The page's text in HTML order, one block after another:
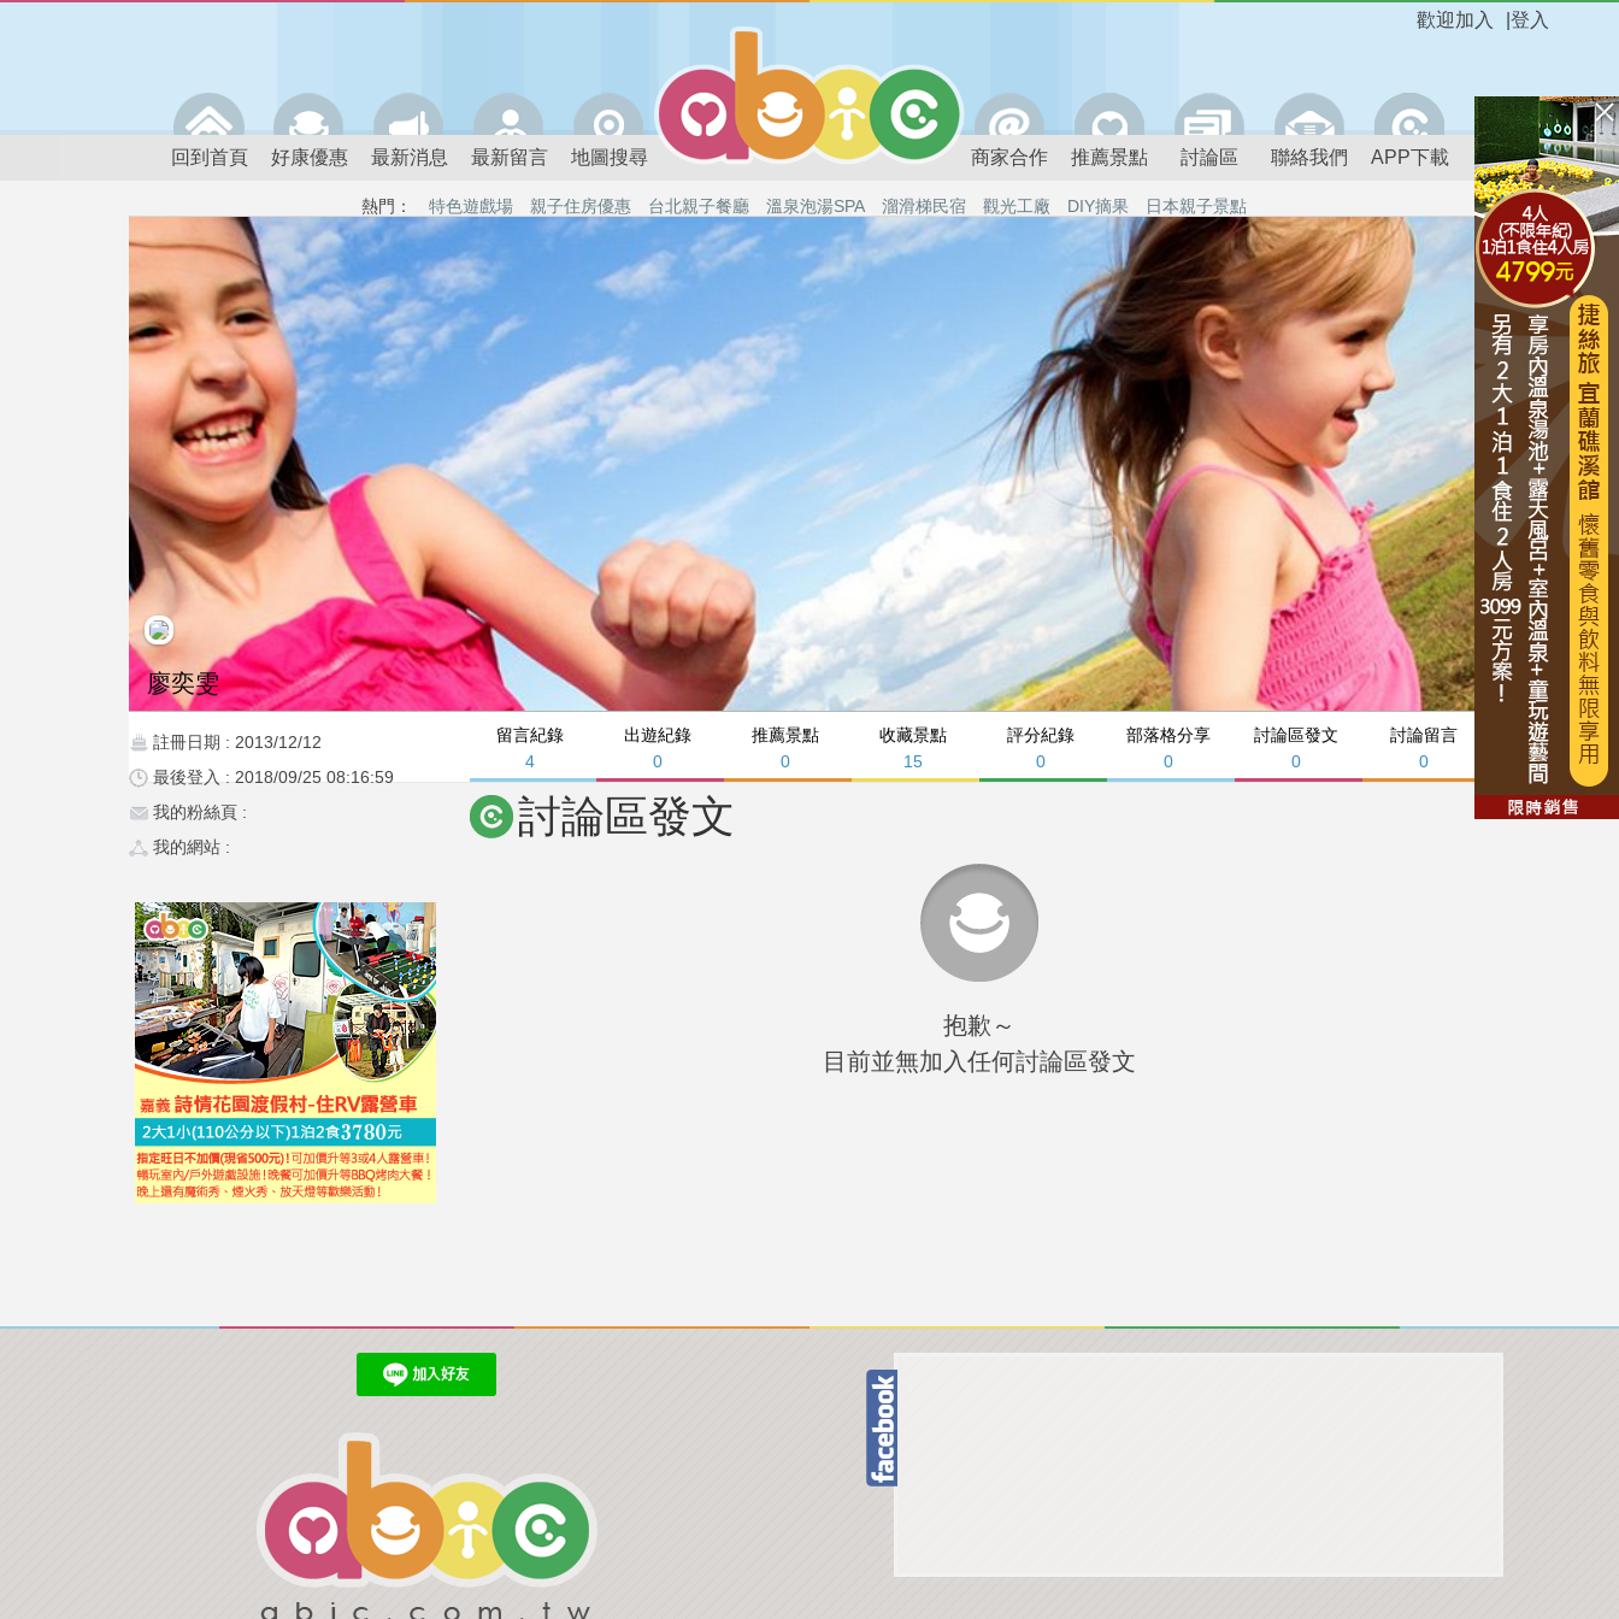
登入
歡迎加入
回到首頁 好康優惠 最新消息 最新留言 地圖搜尋 商家合作 推薦景點 討論區 聯絡我們 APP下載
熱門： 特色遊戲場 親子住房優惠 台北親子餐廳 溫泉泡湯SPA 溜滑梯民宿 觀光工廠 DIY摘果 日本親子景點
留言紀錄
4
出遊紀錄
0
推薦景點
0
收藏景點
15
評分紀錄
0
部落格分享
0
討論區發文
0
討論留言
0
廖奕雯
註冊日期 : 2013/12/12
最後登入 : 2018/09/25 08:16:59
我的粉絲頁 :
我的網站 :
討論區發文
抱歉～
目前並無加入任何討論區發文